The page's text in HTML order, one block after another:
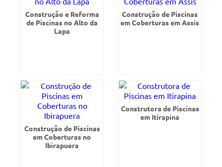
Construção e Reforma
de Piscinas no Alto da
Lapa
Construção de Piscinas
em Coberturas em Assis
Construção de Piscinas
em Coberturas no
Ibirapuera
Construtora de Piscinas
em Itirapina